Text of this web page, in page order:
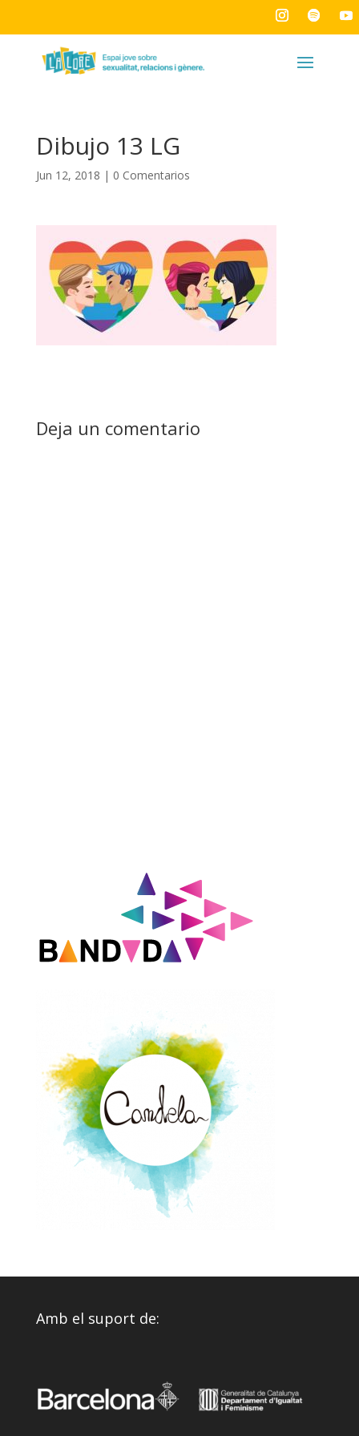
Dibujo 13 LG
Jun 12, 2018 | 0 Comentarios
Deja un comentario
Amb el suport de: